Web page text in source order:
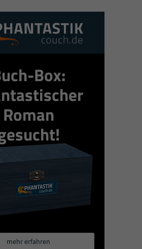
Box:
Roman
mehr erfahren